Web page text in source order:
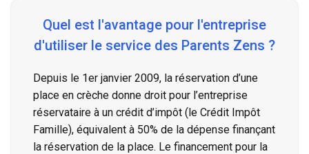
Quel est l'avantage pour l'entreprise
d'utiliser le service des Parents Zens ?
Depuis le 1er janvier 2009, la réservation d’une
place en crèche donne droit pour l’entreprise
réservataire à un crédit d’impôt (le Crédit Impôt
Famille), équivalent à 50% de la dépense finançant
la réservation de la place. Le financement pour la